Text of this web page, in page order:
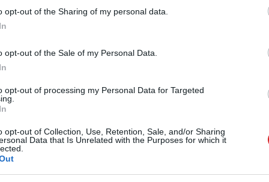
opt-out of the Sharing of my personal data.
opt-out of the Sale of my Personal Data.
opt-out of processing my Personal Data for Targeted
opt-out of Collection, Use, Retention, Sale, and/or Sharing
Data that Is Unrelated with the Purposes for which it
kérdés, de az biztos, hogy nem a belépőszintet
balatoni kardioösvény (X)
#1000 hz